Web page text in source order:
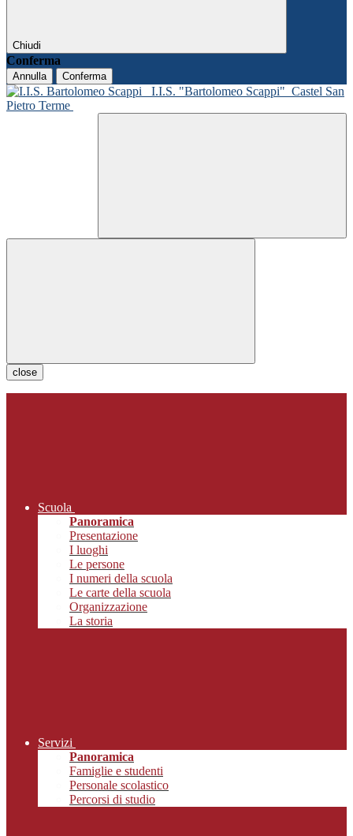
Chiudi
Conferma
Annulla Conferma
I.I.S. "Bartolomeo Scappi" Castel San
Pietro Terme
close
Scuola
Panoramica
Presentazione
I luoghi
Le persone
I numeri della scuola
Le carte della scuola
Organizzazione
La storia
Servizi
Panoramica
Famiglie e studenti
Personale scolastico
Percorsi di studio